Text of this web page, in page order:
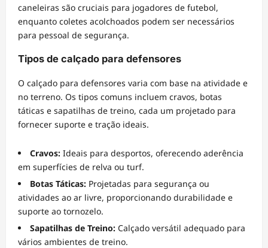
caneleiras são cruciais para jogadores de futebol,
enquanto coletes acolchoados podem ser necessários
para pessoal de segurança.
Tipos de calçado para defensores
O calçado para defensores varia com base na atividade e
no terreno. Os tipos comuns incluem cravos, botas
táticas e sapatilhas de treino, cada um projetado para
fornecer suporte e tração ideais.
Cravos: Ideais para desportos, oferecendo aderência
em superfícies de relva ou turf.
Botas Táticas: Projetadas para segurança ou
atividades ao ar livre, proporcionando durabilidade e
suporte ao tornozelo.
Sapatilhas de Treino: Calçado versátil adequado para
vários ambientes de treino.